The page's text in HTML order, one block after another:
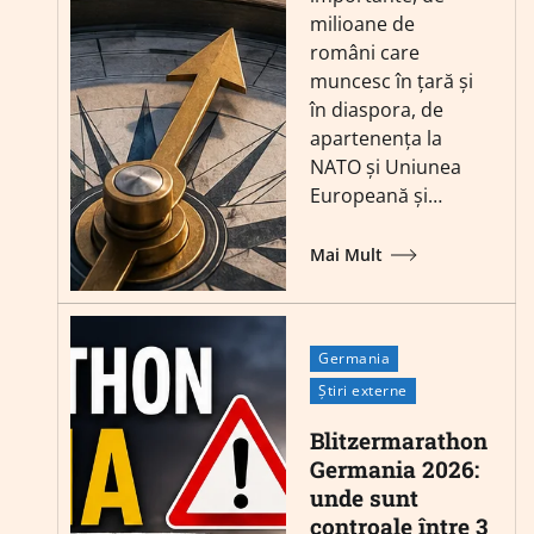
milioane de
români care
muncesc în țară și
în diaspora, de
apartenența la
NATO și Uniunea
Europeană și…
Mai Mult
Germania
Știri externe
Blitzermarathon
Germania 2026:
unde sunt
controale între 3